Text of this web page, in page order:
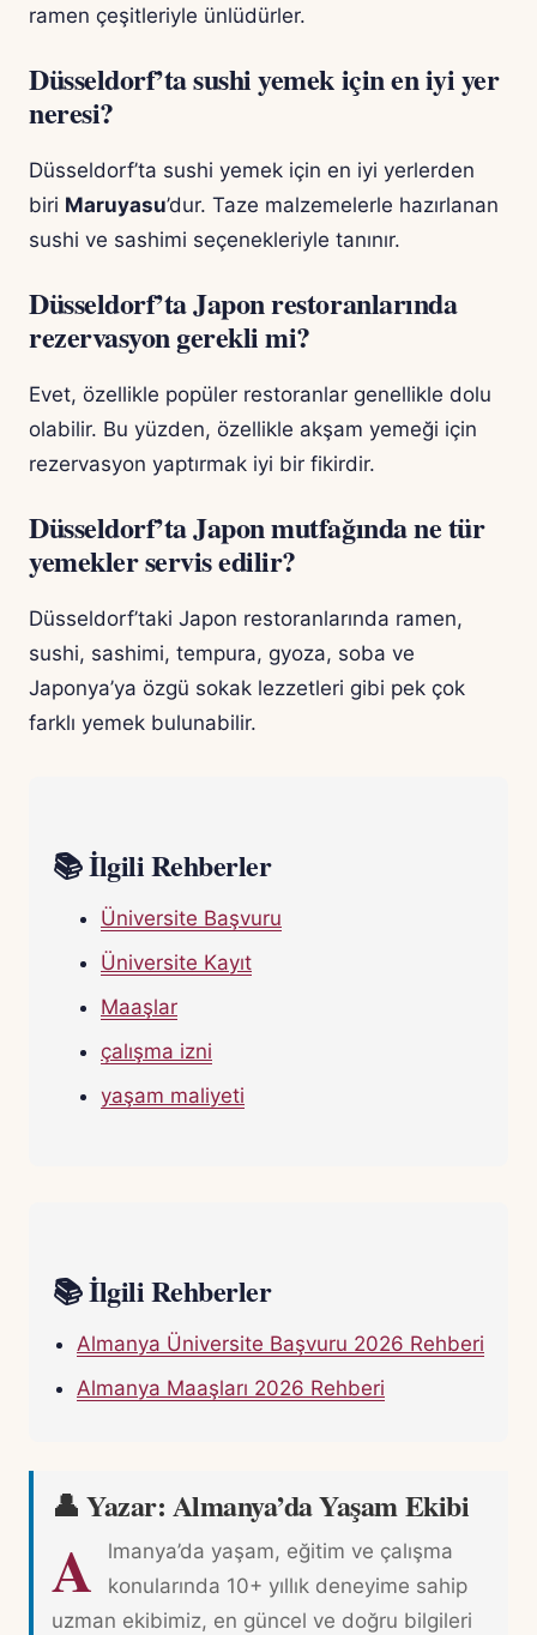
ramen çeşitleriyle ünlüdürler.
Düsseldorf’ta sushi yemek için en iyi yer
neresi?
Düsseldorf’ta sushi yemek için en iyi yerlerden
biri Maruyasu’dur. Taze malzemelerle hazırlanan
sushi ve sashimi seçenekleriyle tanınır.
Düsseldorf’ta Japon restoranlarında
rezervasyon gerekli mi?
Evet, özellikle popüler restoranlar genellikle dolu
olabilir. Bu yüzden, özellikle akşam yemeği için
rezervasyon yaptırmak iyi bir fikirdir.
Düsseldorf’ta Japon mutfağında ne tür
yemekler servis edilir?
Düsseldorf’taki Japon restoranlarında ramen,
sushi, sashimi, tempura, gyoza, soba ve
Japonya’ya özgü sokak lezzetleri gibi pek çok
farklı yemek bulunabilir.
📚 İlgili Rehberler
Üniversite Başvuru
Üniversite Kayıt
Maaşlar
çalışma izni
yaşam maliyeti
📚 İlgili Rehberler
Almanya Üniversite Başvuru 2026 Rehberi
Almanya Maaşları 2026 Rehberi
👤 Yazar: Almanya’da Yaşam Ekibi
A
lmanya’da yaşam, eğitim ve çalışma
konularında 10+ yıllık deneyime sahip
uzman ekibimiz, en güncel ve doğru bilgileri